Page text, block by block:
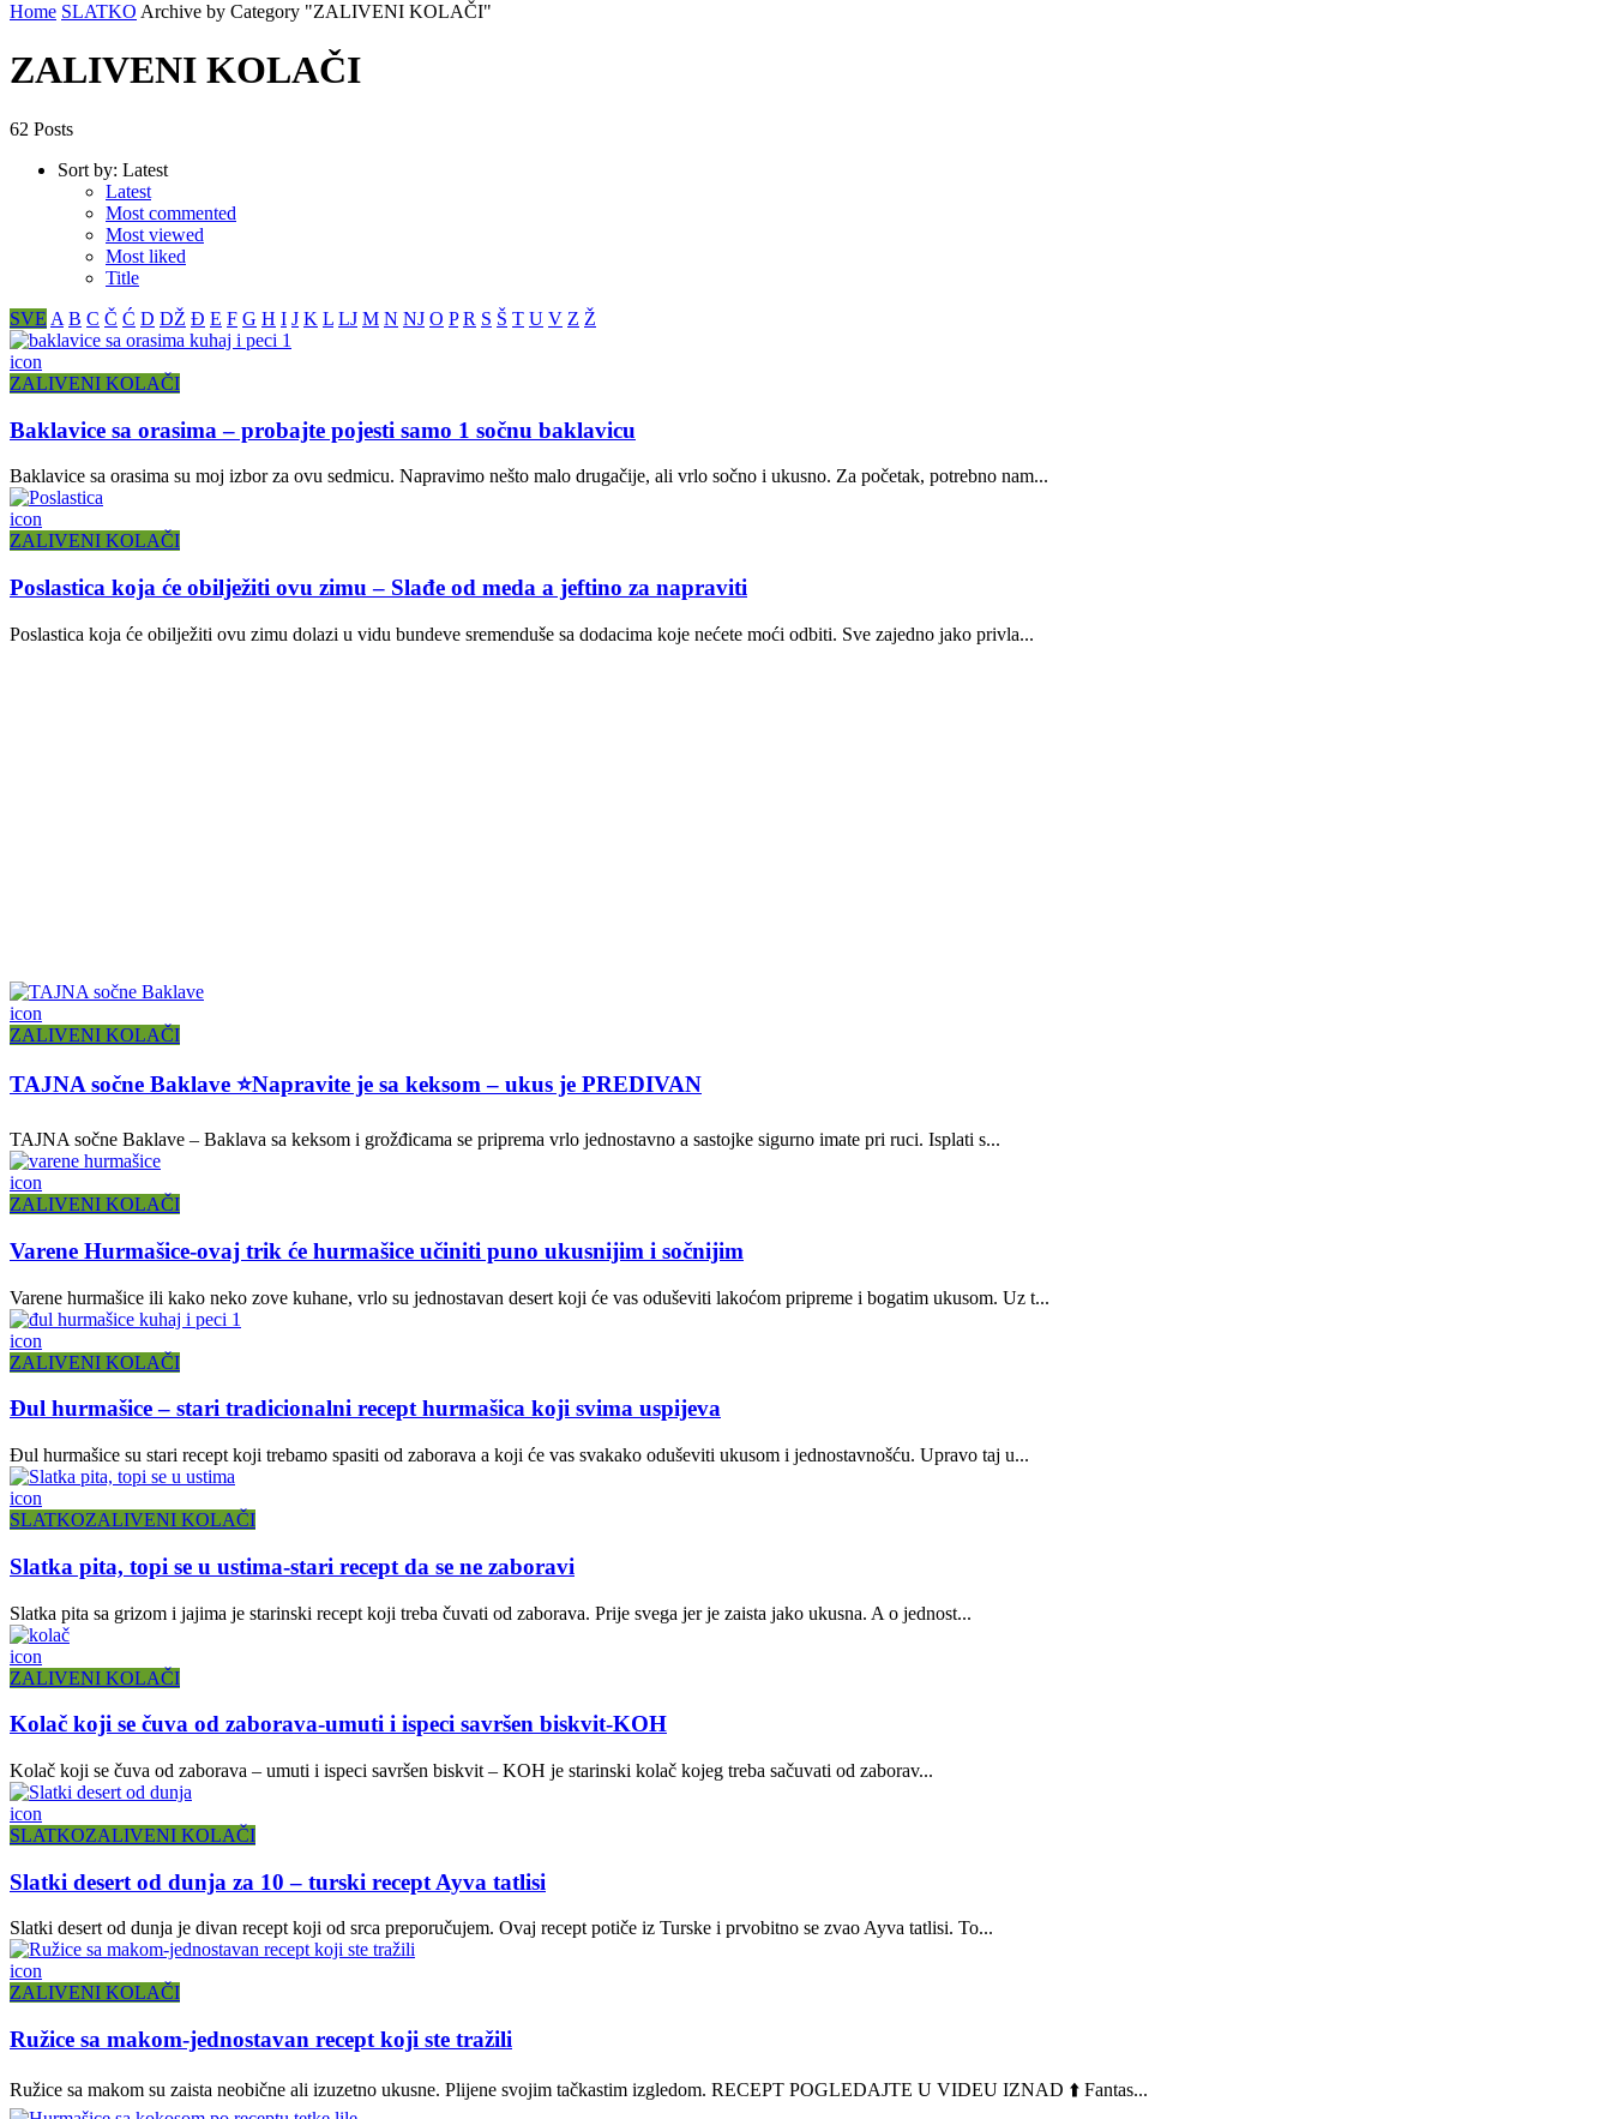
Home SLATKO Archive by Category "ZALIVENI KOLAČI"
ZALIVENI KOLAČI
62 Posts
Sort by: Latest
Latest
Most commented
Most viewed
Most liked
Title
SVE A B C Č Ć D DŽ Đ E F G H I J K L LJ M N NJ O P R S Š T U V Z Ž
icon
ZALIVENI KOLAČI
Baklavice sa orasima – probajte pojesti samo 1 sočnu baklavicu
Baklavice sa orasima su moj izbor za ovu sedmicu. Napravimo nešto malo drugačije, ali vrlo sočno i ukusno. Za početak, potrebno nam...
icon
ZALIVENI KOLAČI
Poslastica koja će obilježiti ovu zimu – Slađe od meda a jeftino za napraviti
Poslastica koja će obilježiti ovu zimu dolazi u vidu bundeve sremenduše sa dodacima koje nećete moći odbiti. Sve zajedno jako privla...
icon
ZALIVENI KOLAČI
TAJNA sočne Baklave ⭐Napravite je sa keksom – ukus je PREDIVAN
TAJNA sočne Baklave – Baklava sa keksom i grožđicama se priprema vrlo jednostavno a sastojke sigurno imate pri ruci. Isplati s...
icon
ZALIVENI KOLAČI
Varene Hurmašice-ovaj trik će hurmašice učiniti puno ukusnijim i sočnijim
Varene hurmašice ili kako neko zove kuhane, vrlo su jednostavan desert koji će vas oduševiti lakoćom pripreme i bogatim ukusom. Uz t...
icon
ZALIVENI KOLAČI
Đul hurmašice – stari tradicionalni recept hurmašica koji svima uspijeva
Đul hurmašice su stari recept koji trebamo spasiti od zaborava a koji će vas svakako oduševiti ukusom i jednostavnošću. Upravo taj u...
icon
SLATKOZALIVENI KOLAČI
Slatka pita, topi se u ustima-stari recept da se ne zaboravi
Slatka pita sa grizom i jajima je starinski recept koji treba čuvati od zaborava. Prije svega jer je zaista jako ukusna. A o jednost...
icon
ZALIVENI KOLAČI
Kolač koji se čuva od zaborava-umuti i ispeci savršen biskvit-KOH
Kolač koji se čuva od zaborava – umuti i ispeci savršen biskvit – KOH je starinski kolač kojeg treba sačuvati od zaborav...
icon
SLATKOZALIVENI KOLAČI
Slatki desert od dunja za 10 – turski recept Ayva tatlisi
Slatki desert od dunja je divan recept koji od srca preporučujem. Ovaj recept potiče iz Turske i prvobitno se zvao Ayva tatlisi. To...
icon
ZALIVENI KOLAČI
Ružice sa makom-jednostavan recept koji ste tražili
Ružice sa makom su zaista neobične ali izuzetno ukusne. Plijene svojim tačkastim izgledom. RECEPT POGLEDAJTE U VIDEU IZNAD ⬆️ Fantas...